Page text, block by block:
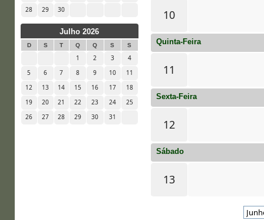
28
29 30
Julho 2026
D S T Q Q S S
1 2 3
4
5
6 7 8 9 10
11
12
13 14 15 16 17
18
19
20 21 22 23 24
25
26
27 28 29 30 31
10
Quinta-Feira
11
Sexta-Feira
12
Sábado
13